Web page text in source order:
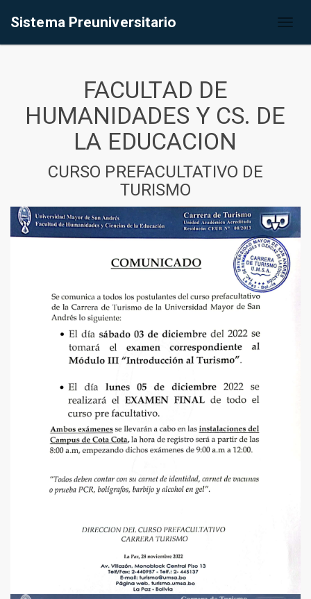
Sistema Preuniversitario
FACULTAD DE
HUMANIDADES Y CS. DE
LA EDUCACION
CURSO PREFACULTATIVO DE
TURISMO